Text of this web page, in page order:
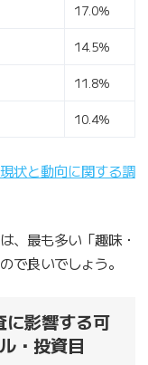
17.0％
14.5％
11.8％
10.4％
状と動向に関する調
、最も多い「趣味・
で良いでしょう。
に影響する可
・投資目